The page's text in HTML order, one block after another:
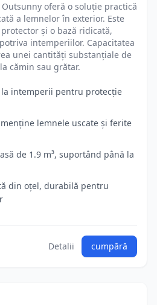
oferă o soluție practică
a lemnelor în exterior. Este
și o bază ridicată,
intemperiilor. Capacitatea
unei cantități substanțiale de
cămin sau grătar.
intemperii pentru protecție
lemnele uscate și ferite
de 1.9 m³, suportând până la
din oțel, durabilă pentru
Detalii cumpără